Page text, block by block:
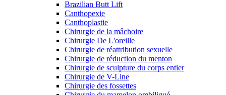
Brazilian Butt Lift
Canthopexie
Canthoplastie
Chirurgie de la mâchoire
Chirurgie De L'oreille
Chirurgie de réattribution sexuelle
Chirurgie de réduction du menton
Chirurgie de sculpture du corps entier
Chirurgie de V-Line
Chirurgie des fossettes